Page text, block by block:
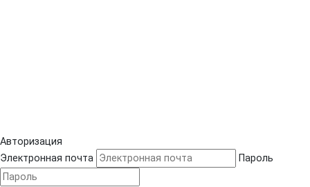
Авторизация
Электронная почта
Пароль